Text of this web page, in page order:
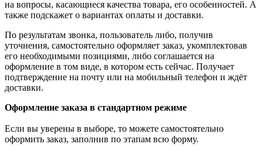
на вопросы, касающиеся качества товара, его особенностей. А
также подскажет о вариантах оплаты и доставки.
По результатам звонка, пользователь либо, получив
уточнения, самостоятельно оформляет заказ, укомплектовав
его необходимыми позициями, либо соглашается на
оформление в том виде, в котором есть сейчас. Получает
подтверждение на почту или на мобильный телефон и ждёт
доставки.
Оформление заказа в стандартном режиме
Если вы уверены в выборе, то можете самостоятельно
оформить заказ, заполнив по этапам всю форму.